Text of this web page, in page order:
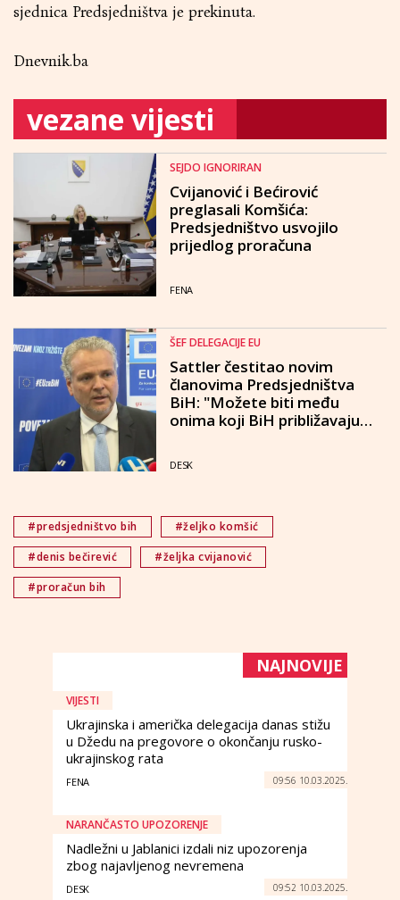
sjednica Predsjedništva je prekinuta.
Dnevnik.ba
vezane vijesti
SEJDO IGNORIRAN
Cvijanović i Bećirović
preglasali Komšića:
Predsjedništvo usvojilo
prijedlog proračuna
FENA
ŠEF DELEGACIJE EU
Sattler čestitao novim
članovima Predsjedništva
BiH: "Možete biti među
onima koji BiH približavaju
DESK
#predsjedništvo bih
#željko komšić
#denis bečirević
#željka cvijanović
#proračun bih
NAJNOVIJE
VIJESTI
Ukrajinska i američka delegacija danas stižu
u Džedu na pregovore o okončanju rusko-
ukrajinskog rata
FENA 09:56 10.03.2025.
NARANČASTO UPOZORENJE
Nadležni u Jablanici izdali niz upozorenja
zbog najavljenog nevremena
DESK 09:52 10.03.2025.